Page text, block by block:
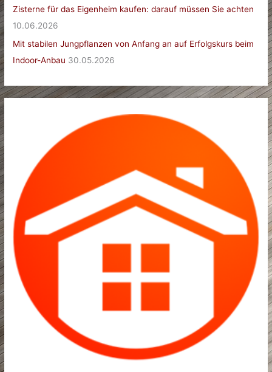
Zisterne für das Eigenheim kaufen: darauf müssen Sie achten
10.06.2026
Mit stabilen Jungpflanzen von Anfang an auf Erfolgskurs beim
Indoor-Anbau 30.05.2026